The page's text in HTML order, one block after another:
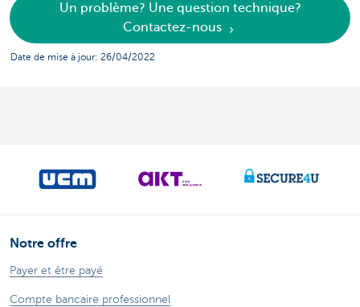
Un problème? Une question technique?
Contactez-nous
Date de mise à jour: 26/04/2022
Notre offre
Payer et être payé
Compte bancaire professionnel